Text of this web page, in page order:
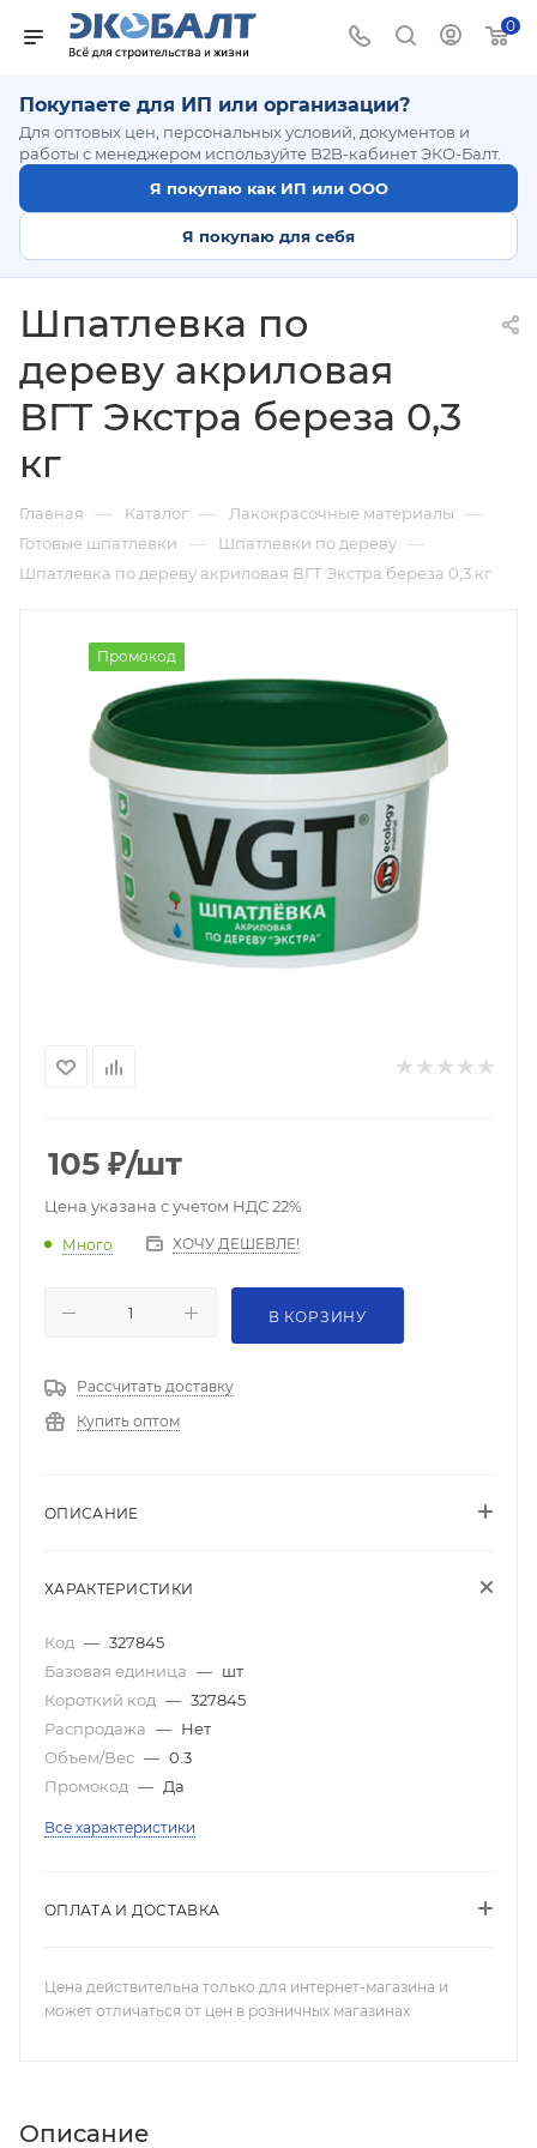
0
Покупаете для ИП или организации?
Для оптовых цен, персональных условий, документов и
работы с менеджером используйте B2B-кабинет ЭКО-Балт.
Я покупаю как ИП или ООО
Я покупаю для себя
Шпатлевка по
дереву акриловая
ВГТ Экстра береза 0,3
кг
Главная — Каталог — Лакокрасочные материалы —
Готовые шпатлевки — Шпатлевки по дереву —
Шпатлевка по дереву акриловая ВГТ Экстра береза 0,3 кг
Промокод
105 ₽/шт
Цена указана с учетом НДС 22%
Много ХОЧУ ДЕШЕВЛЕ!
В КОРЗИНУ
Рассчитать доставку
Купить оптом
ОПИСАНИЕ
ХАРАКТЕРИСТИКИ
Код — 327845
Базовая единица — шт
Короткий код — 327845
Распродажа — Нет
Объем/Вес — 0.3
Промокод — Да
Все характеристики
ОПЛАТА И ДОСТАВКА
Цена действительна только для интернет-магазина и
может отличаться от цен в розничных магазинах
Описание